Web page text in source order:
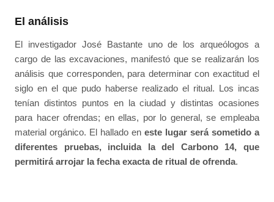
El análisis
El investigador José Bastante uno de los arqueólogos a
cargo de las excavaciones, manifestó que se realizarán los
análisis que corresponden, para determinar con exactitud el
siglo en el que pudo haberse realizado el ritual. Los incas
tenían distintos puntos en la ciudad y distintas ocasiones
para hacer ofrendas; en ellas, por lo general, se empleaba
material orgánico. El hallado en este lugar será sometido a
diferentes pruebas, incluida la del Carbono 14, que
permitirá arrojar la fecha exacta de ritual de ofrenda.